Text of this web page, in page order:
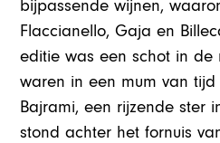
bijpassende wijnen,
Flaccianello, Gaja en
editie was een schot in de
waren in een mum van tijd
Bajrami, een rijzende ster
stond achter het fornuis